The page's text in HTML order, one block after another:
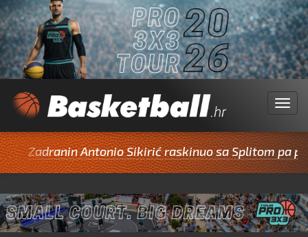
Menu
Zadranin Antonio Sikirić raskinuo sa Splitom pa